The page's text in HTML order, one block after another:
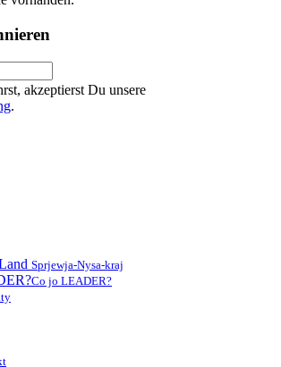
akzeptierst Du unsere
.
Sprjewja-Nysa-kraj
Co jo LEADER?